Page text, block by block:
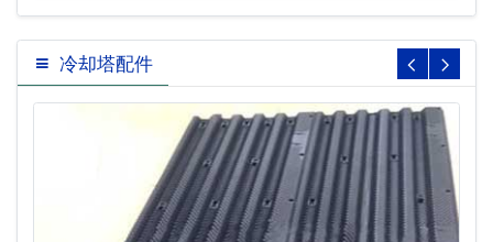
冷却塔配件